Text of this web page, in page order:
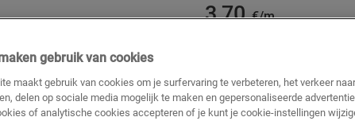
3,70€/m
gebruik van cookies
maakt gebruik van cookies om je surfervaring te verbeteren, het verkeer
delen op sociale media mogelijk te maken en gepersonaliseerde
of analytische cookies accepteren of je kunt je cookie-instellingen